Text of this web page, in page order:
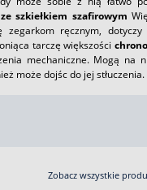
szkiełkiem szafirowym
ręcznym, dotyczy
tarczę większości
mechaniczne. Mogą na
może dojśc do jej stłuczenia.
Zobacz wszystkie